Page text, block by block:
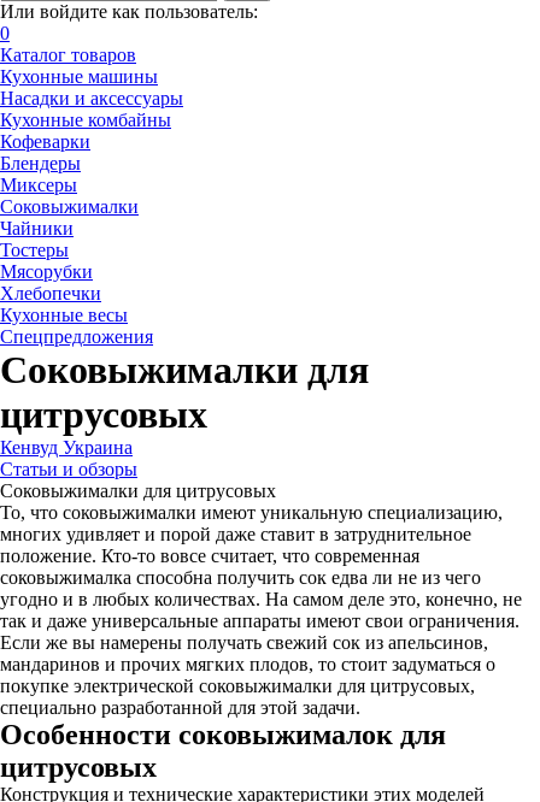
Или войдите как пользователь:
0
Каталог товаров
Кухонные машины
Насадки и аксессуары
Кухонные комбайны
Кофеварки
Блендеры
Миксеры
Соковыжималки
Чайники
Тостеры
Мясорубки
Хлебопечки
Кухонные весы
Спецпредложения
Соковыжималки для
цитрусовых
Кенвуд Украина
Статьи и обзоры
Соковыжималки для цитрусовых
То, что соковыжималки имеют уникальную специализацию,
многих удивляет и порой даже ставит в затруднительное
положение. Кто-то вовсе считает, что современная
соковыжималка способна получить сок едва ли не из чего
угодно и в любых количествах. На самом деле это, конечно, не
так и даже универсальные аппараты имеют свои ограничения.
Если же вы намерены получать свежий сок из апельсинов,
мандаринов и прочих мягких плодов, то стоит задуматься о
покупке электрической соковыжималки для цитрусовых,
специально разработанной для этой задачи.
Особенности соковыжималок для
цитрусовых
Конструкция и технические характеристики этих моделей